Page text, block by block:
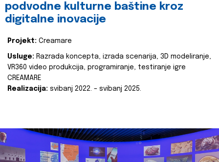
podvodne kulturne baštine kroz
digitalne inovacije
Projekt: Creamare
Usluge: Razrada koncepta, izrada scenarija, 3D modeliranje,
VR360 video produkcija, programiranje, testiranje igre
CREAMARE
Realizacija: svibanj 2022. – svibanj 2025.